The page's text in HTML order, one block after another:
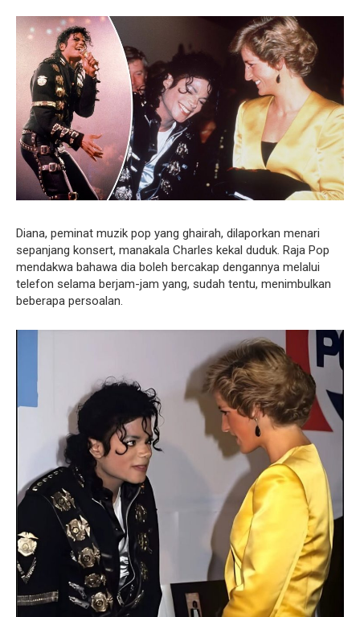
Diana, peminat muzik pop yang ghairah, dilaporkan menari
sepanjang konsert, manakala Charles kekal duduk. Raja Pop
mendakwa bahawa dia boleh bercakap dengannya melalui
telefon selama berjam-jam yang, sudah tentu, menimbulkan
beberapa persoalan.